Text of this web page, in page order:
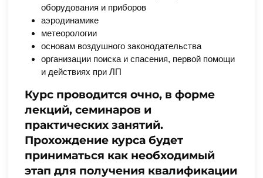
оборудования и приборов
аэродинамике
метеорологии
основам воздушного законодательства
организации поиска и спасения, первой помощи
и действиях при ЛП
Курс проводится очно, в форме
лекций, семинаров и
практических занятий.
Прохождение курса будет
приниматься как необходимый
этап для получения квалификации